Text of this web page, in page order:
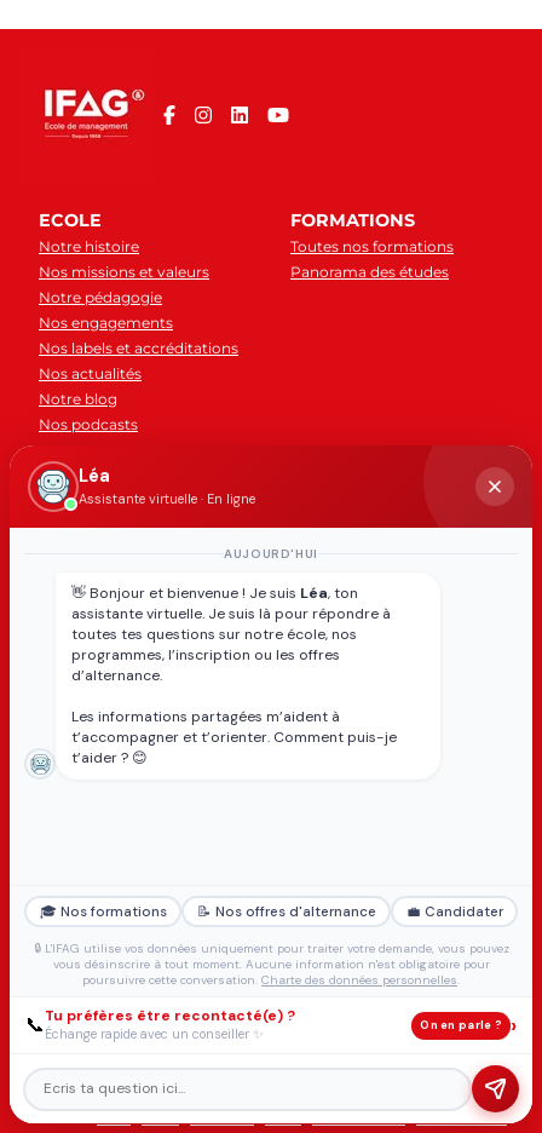
ECOLE
Notre histoire
Nos missions et valeurs
Notre pédagogie
Nos engagements
Nos labels et accréditations
Nos actualités
Notre blog
Nos podcasts
FORMATIONS
Toutes nos formations
Panorama des études
CAMPUS
Tous nos campus
Tarifs et financement
Services aux apprenants
CARRIÈRES
l’emploi
Partenaires
Débouchés métiers
Partenaires
PERSONNELLES
TRAVAILLER À L'IFAG FORMULAIRE DE
RÉCLAMATION
Léa
Assistante virtuelle · En ligne
AUJOURD'HUI
👋 Bonjour et bienvenue ! Je suis Léa, ton
assistante virtuelle. Je suis là pour répondre à
toutes tes questions sur notre école, nos
programmes, l’inscription ou les offres
d’alternance.
Les informations partagées m’aident à
t’accompagner et t’orienter. Comment puis-je
t’aider ? 😊
🎓 Nos formations 📝 Nos offres d'alternance 💼 Candidater
🔒 L'IFAG utilise vos données uniquement pour traiter votre demande, vous pouvez
vous désinscrire à tout moment. Aucune information n'est obligatoire pour
poursuivre cette conversation. Charte des données personnelles.
📞Tu préfères être recontacté(e) ?
Échange rapide avec un conseiller ✨
On en parle ? ›